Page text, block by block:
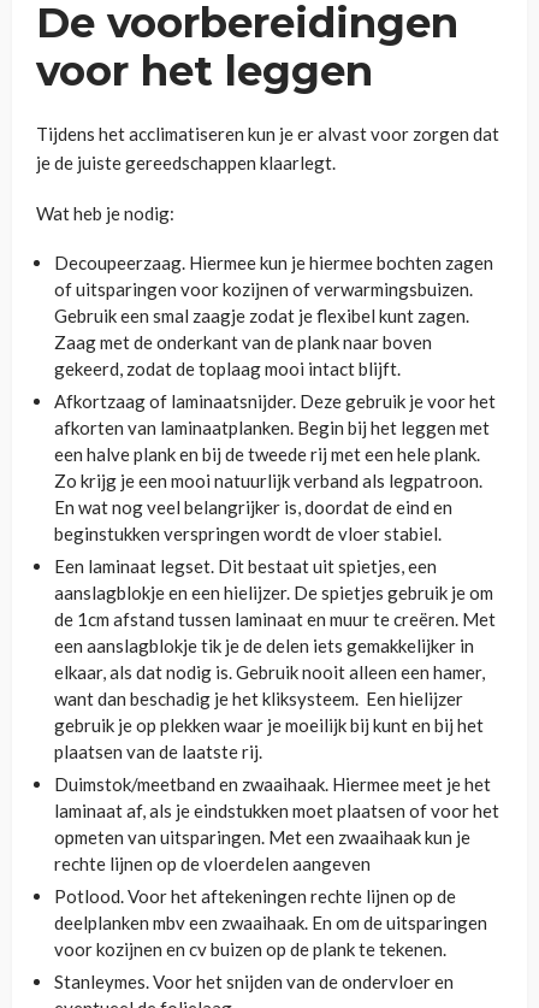
De voorbereidingen
voor het leggen
Tijdens het acclimatiseren kun je er alvast voor zorgen dat
je de juiste gereedschappen klaarlegt.
Wat heb je nodig:
Decoupeerzaag. Hiermee kun je hiermee bochten zagen
of uitsparingen voor kozijnen of verwarmingsbuizen.
Gebruik een smal zaagje zodat je flexibel kunt zagen.
Zaag met de onderkant van de plank naar boven
gekeerd, zodat de toplaag mooi intact blijft.
Afkortzaag of laminaatsnijder. Deze gebruik je voor het
afkorten van laminaatplanken. Begin bij het leggen met
een halve plank en bij de tweede rij met een hele plank.
Zo krijg je een mooi natuurlijk verband als legpatroon.
En wat nog veel belangrijker is, doordat de eind en
beginstukken verspringen wordt de vloer stabiel.
Een laminaat legset. Dit bestaat uit spietjes, een
aanslagblokje en een hielijzer. De spietjes gebruik je om
de 1cm afstand tussen laminaat en muur te creëren. Met
een aanslagblokje tik je de delen iets gemakkelijker in
elkaar, als dat nodig is. Gebruik nooit alleen een hamer,
want dan beschadig je het kliksysteem. Een hielijzer
gebruik je op plekken waar je moeilijk bij kunt en bij het
plaatsen van de laatste rij.
Duimstok/meetband en zwaaihaak. Hiermee meet je het
laminaat af, als je eindstukken moet plaatsen of voor het
opmeten van uitsparingen. Met een zwaaihaak kun je
rechte lijnen op de vloerdelen aangeven
Potlood. Voor het aftekeningen rechte lijnen op de
deelplanken mbv een zwaaihaak. En om de uitsparingen
voor kozijnen en cv buizen op de plank te tekenen.
Stanleymes. Voor het snijden van de ondervloer en